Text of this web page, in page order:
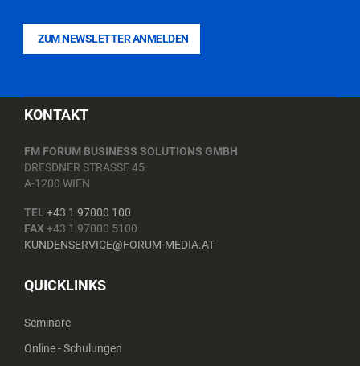
ZUM NEWSLETTER ANMELDEN
KONTAKT
FM FORUM BUSINESS SOLUTIONS GMBH
DRESDNER STRASSE 45
A-1200 WIEN
TEL +43 1 97000 100
FAX+43 1 97000 5100
KUNDENSERVICE@FORUM-MEDIA.AT
QUICKLINKS
Seminare
Online - Schulungen